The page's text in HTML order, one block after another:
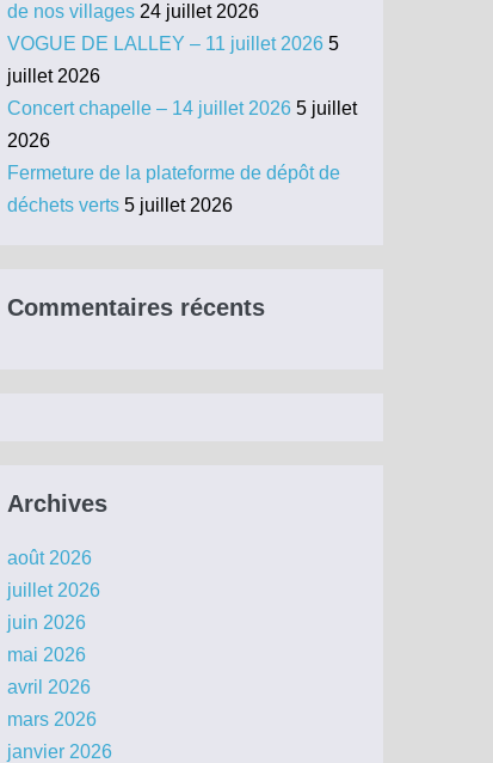
de nos villages 24 juillet 2026
VOGUE DE LALLEY – 11 juillet 2026 5
juillet 2026
Concert chapelle – 14 juillet 2026 5 juillet
2026
Fermeture de la plateforme de dépôt de
déchets verts 5 juillet 2026
Commentaires récents
Archives
août 2026
juillet 2026
juin 2026
mai 2026
avril 2026
mars 2026
janvier 2026